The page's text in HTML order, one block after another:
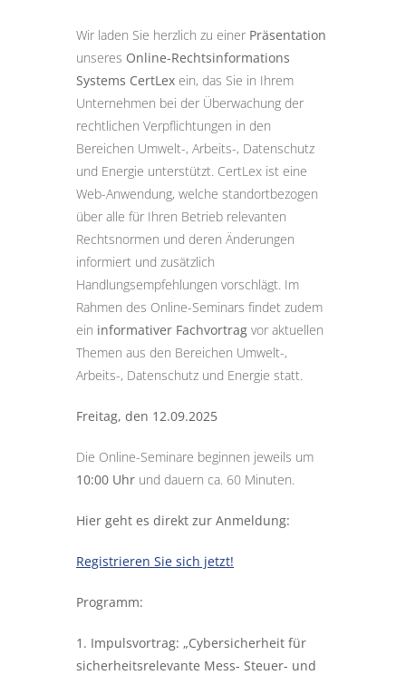
Wir laden Sie herzlich zu einer Präsentation
unseres Online-Rechtsinformations
Systems CertLex ein, das Sie in Ihrem
Unternehmen bei der Überwachung der
rechtlichen Verpflichtungen in den
Bereichen Umwelt-, Arbeits-, Datenschutz
und Energie unterstützt. CertLex ist eine
Web-Anwendung, welche standortbezogen
über alle für Ihren Betrieb relevanten
Rechtsnormen und deren Änderungen
informiert und zusätzlich
Handlungsempfehlungen vorschlägt. Im
Rahmen des Online-Seminars findet zudem
ein informativer Fachvortrag vor aktuellen
Themen aus den Bereichen Umwelt-,
Arbeits-, Datenschutz und Energie statt.
Freitag, den 12.09.2025
Die Online-Seminare beginnen jeweils um
10:00 Uhr und dauern ca. 60 Minuten.
Hier geht es direkt zur Anmeldung:
Registrieren Sie sich jetzt!
Programm:
1. Impulsvortrag: „Cybersicherheit für
sicherheitsrelevante Mess- Steuer- und